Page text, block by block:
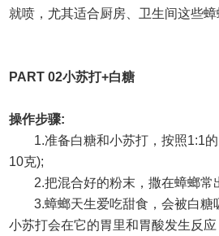
就喷，尤其适合厨房、卫生间这些蟑
PART 02小苏打+白糖
操作步骤:
1.准备白糖和小苏打，按照1:1
10克);
2.把混合好的粉末，撒在蟑螂常
3.蟑螂天生爱吃甜食，会被白糖
小苏打会在它的胃里和胃酸发生反